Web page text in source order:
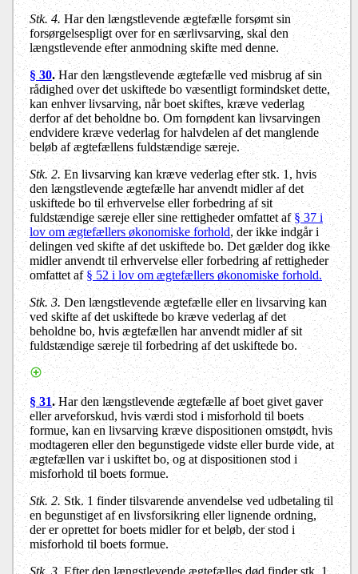
Stk. 4. Har den længstlevende ægtefælle forsømt sin
forsørgelsespligt over for en særlivsarving, skal den
længstlevende efter anmodning skifte med denne.
§ 30.Har den længstlevende ægtefælle ved misbrug af sin
rådighed over det uskiftede bo væsentligt formindsket dette,
kan enhver livsarving, når boet skiftes, kræve vederlag
derfor af det beholdne bo. Om fornødent kan livsarvingen
endvidere kræve vederlag for halvdelen af det manglende
beløb af ægtefællens fuldstændige særeje.
Stk. 2. En livsarving kan kræve vederlag efter stk. 1, hvis
den længstlevende ægtefælle har anvendt midler af det
uskiftede bo til erhvervelse eller forbedring af sit
fuldstændige særeje eller sine rettigheder omfattet af§ 37 i
lov om ægtefællers økonomiske forhold, der ikke indgår i
delingen ved skifte af det uskiftede bo. Det gælder dog ikke
midler anvendt til erhvervelse eller forbedring af rettigheder
omfattet af § 52 i lov om ægtefællers økonomiske forhold.
Stk. 3. Den længstlevende ægtefælle eller en livsarving kan
ved skifte af det uskiftede bo kræve vederlag af det
beholdne bo, hvis ægtefællen har anvendt midler af sit
fuldstændige særeje til forbedring af det uskiftede bo.
§ 31.Har den længstlevende ægtefælle af boet givet gaver
eller arveforskud, hvis værdi stod i misforhold til boets
formue, kan en livsarving kræve dispositionen omstødt, hvis
modtageren eller den begunstigede vidste eller burde vide, at
ægtefællen var i uskiftet bo, og at dispositionen stod i
misforhold til boets formue.
Stk. 2. Stk. 1 finder tilsvarende anvendelse ved udbetaling til
en begunstiget af en livsforsikring eller lignende ordning,
der er oprettet for boets midler for et beløb, der stod i
misforhold til boets formue.
Stk. 3. Efter den længstlevende ægtefælles død finder stk. 1